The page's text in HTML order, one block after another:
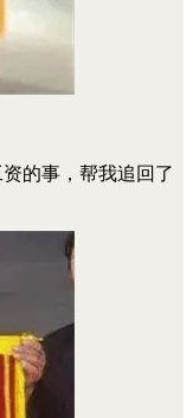
的事，帮我追回了